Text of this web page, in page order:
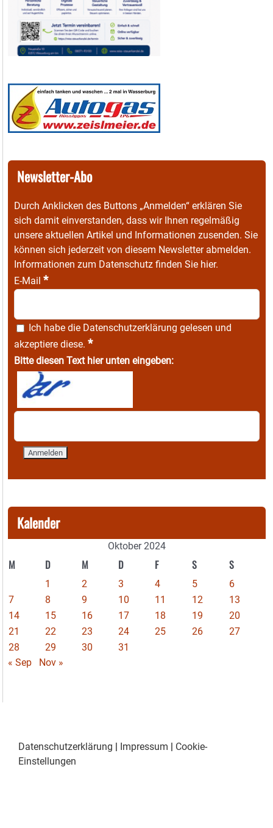
Newsletter-Abo
Durch Anklicken des Buttons „Anmelden“ erklären Sie
sich damit einverstanden, dass wir Ihnen regelmäßig
unsere aktuellen Artikel und Informationen zusenden. Sie
können sich jederzeit von diesem Newsletter abmelden.
Informationen zum Datenschutz finden Sie hier.
E-Mail *
Ich habe die Datenschutzerklärung gelesen und
akzeptiere diese. *
Bitte diesen Text hier unten eingeben:
Kalender
Oktober 2024
M D M D F S S
1 2 3 4 5
6
7
8 9 10 11 12
13
14
15 16 17 18 19
20
21
22 23 24 25 26
27
28
29 30
31
« Sep
Nov »
Datenschutzerklärung | Impressum | Cookie-
Einstellungen